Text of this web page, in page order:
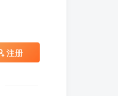
注册